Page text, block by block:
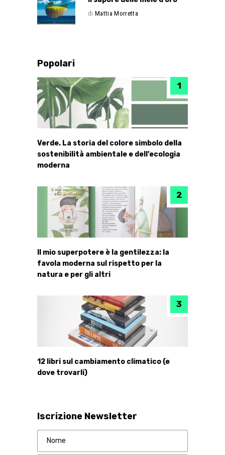
di Mattia Morretta
Popolari
Verde. La storia del colore simbolo della
sostenibilità ambientale e dell’ecologia
moderna
Il mio superpotere è la gentilezza: la
favola moderna sul rispetto per la
natura e per gli altri
12 libri sul cambiamento climatico (e
dove trovarli)
Iscrizione Newsletter